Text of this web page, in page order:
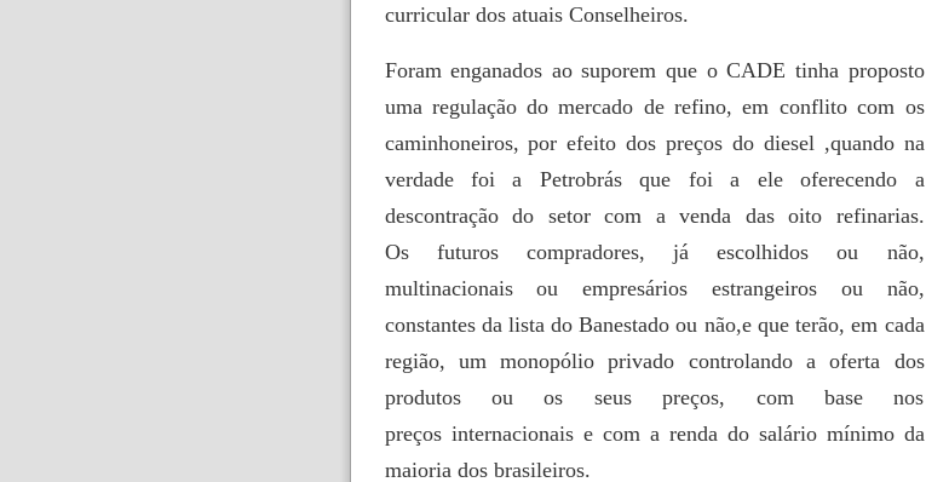
curricular dos atuais Conselheiros.
Foram enganados ao suporem que o CADE tinha proposto
uma regulação do mercado de refino, em conflito com os
caminhoneiros, por efeito dos preços do diesel ,quando na
verdade foi a Petrobrás que foi a ele oferecendo a
descontração do setor com a venda das oito refinarias.
Os futuros compradores, já escolhidos ou não,
multinacionais ou empresários estrangeiros ou não,
constantes da lista do Banestado ou não,e que terão, em cada
região, um monopólio privado controlando a oferta dos
produtos ou os seus preços, com base nos
preços internacionais e com a renda do salário mínimo da
maioria dos brasileiros.